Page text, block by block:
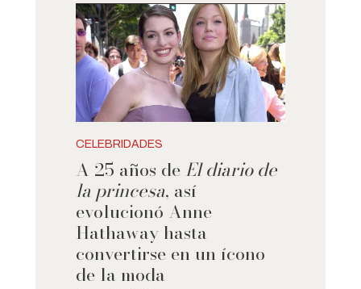
CELEBRIDADES
A 25 años de El diario de
la princesa, así
evolucionó Anne
Hathaway hasta
convertirse en un ícono
de la moda